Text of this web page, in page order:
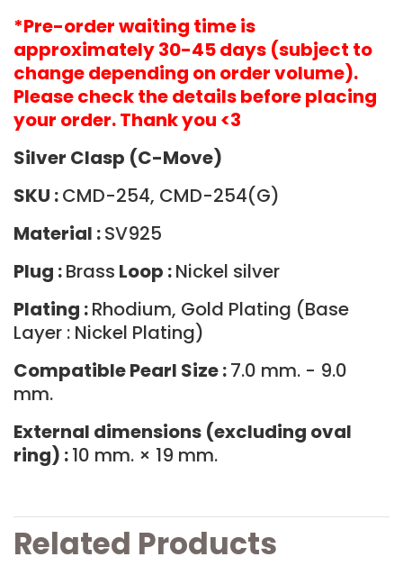
*Pre-order waiting time is
approximately 30-45 days (subject to
change depending on order volume).
Please check the details before placing
your order. Thank you <3
Silver Clasp (C-Move)
SKU :CMD-254, CMD-254(G)
Material :SV925
Plug :Brass Loop :Nickel silver
Plating :Rhodium, Gold Plating (Base
Layer : Nickel Plating)
Compatible Pearl Size :7.0 mm. - 9.0
mm.
External dimensions (excluding oval
ring) :10 mm. × 19 mm.
Related Products